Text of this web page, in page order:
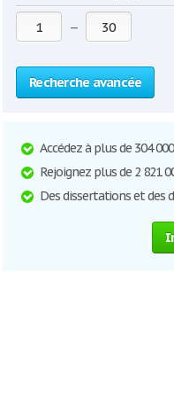
—
Recherche avancée
Accédez à plus de 304
Rejoignez plus de 2 821
Des dissertations et